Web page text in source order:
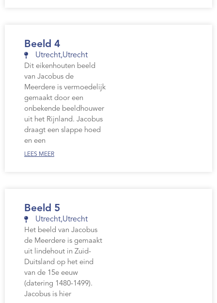
Beeld 4
Utrecht,Utrecht
Dit eikenhouten beeld
van Jacobus de
Meerdere is vermoedelijk
gemaakt door een
onbekende beeldhouwer
uit het Rijnland. Jacobus
draagt een slappe hoed
en een
LEES MEER
Beeld 5
Utrecht,Utrecht
Het beeld van Jacobus
de Meerdere is gemaakt
uit lindehout in Zuid-
Duitsland op het eind
van de 15e eeuw
(datering 1480-1499).
Jacobus is hier